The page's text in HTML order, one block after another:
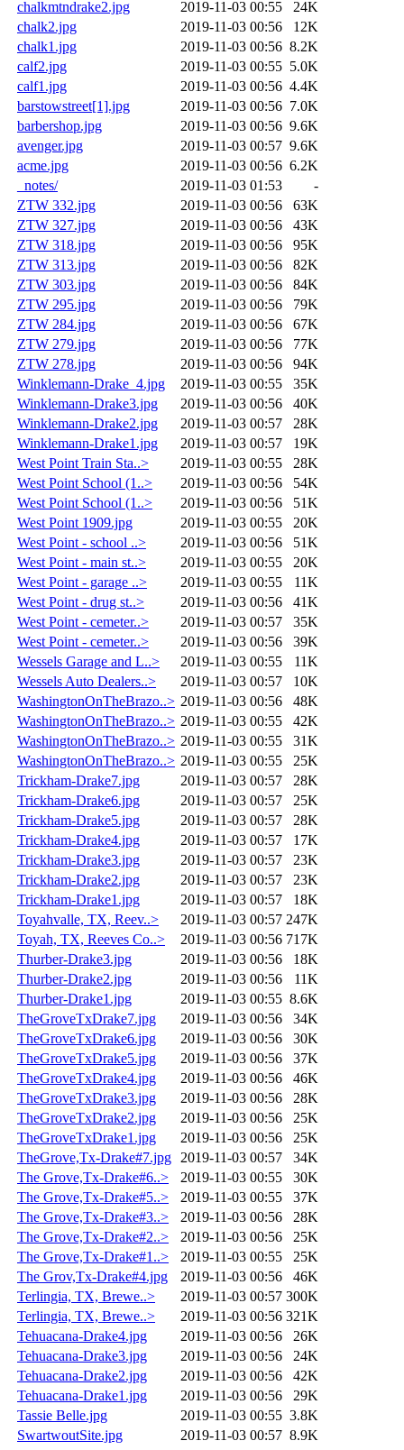
chalkmtndrake2.jpg
2019-11-03 00:55
24K
chalk2.jpg
2019-11-03 00:56
12K
chalk1.jpg
2019-11-03 00:56 8.2K
calf2.jpg
2019-11-03 00:55 5.0K
calf1.jpg
2019-11-03 00:56 4.4K
barstowstreet[1].jpg
2019-11-03 00:56 7.0K
barbershop.jpg
2019-11-03 00:56 9.6K
avenger.jpg
2019-11-03 00:57 9.6K
acme.jpg
2019-11-03 00:56 6.2K
_notes/
2019-11-03 01:53
-
ZTW 332.jpg
2019-11-03 00:56
63K
ZTW 327.jpg
2019-11-03 00:56
43K
ZTW 318.jpg
2019-11-03 00:56
95K
ZTW 313.jpg
2019-11-03 00:56
82K
ZTW 303.jpg
2019-11-03 00:56
84K
ZTW 295.jpg
2019-11-03 00:56
79K
ZTW 284.jpg
2019-11-03 00:56
67K
ZTW 279.jpg
2019-11-03 00:56
77K
ZTW 278.jpg
2019-11-03 00:56
94K
Winklemann-Drake_4.jpg
2019-11-03 00:55
35K
Winklemann-Drake3.jpg
2019-11-03 00:56
40K
Winklemann-Drake2.jpg
2019-11-03 00:57
28K
Winklemann-Drake1.jpg
2019-11-03 00:57
19K
West Point Train Sta..>
2019-11-03 00:55
28K
West Point School (1..>
2019-11-03 00:56
54K
West Point School (1..>
2019-11-03 00:56
51K
West Point 1909.jpg
2019-11-03 00:55
20K
West Point - school ..>
2019-11-03 00:56
51K
West Point - main st..>
2019-11-03 00:55
20K
West Point - garage ..>
2019-11-03 00:55
11K
West Point - drug st..>
2019-11-03 00:56
41K
West Point - cemeter..>
2019-11-03 00:57
35K
West Point - cemeter..>
2019-11-03 00:56
39K
Wessels Garage and L..>
2019-11-03 00:55
11K
Wessels Auto Dealers..>
2019-11-03 00:57
10K
WashingtonOnTheBrazo..> 2019-11-03 00:56
48K
WashingtonOnTheBrazo..> 2019-11-03 00:55
42K
WashingtonOnTheBrazo..> 2019-11-03 00:55
31K
WashingtonOnTheBrazo..> 2019-11-03 00:55
25K
Trickham-Drake7.jpg
2019-11-03 00:57
28K
Trickham-Drake6.jpg
2019-11-03 00:57
25K
Trickham-Drake5.jpg
2019-11-03 00:57
28K
Trickham-Drake4.jpg
2019-11-03 00:57
17K
Trickham-Drake3.jpg
2019-11-03 00:57
23K
Trickham-Drake2.jpg
2019-11-03 00:57
23K
Trickham-Drake1.jpg
2019-11-03 00:57
18K
Toyahvalle, TX, Reev..>
2019-11-03 00:57 247K
Toyah, TX, Reeves Co..>
2019-11-03 00:56 717K
Thurber-Drake3.jpg
2019-11-03 00:56
18K
Thurber-Drake2.jpg
2019-11-03 00:56
11K
Thurber-Drake1.jpg
2019-11-03 00:55 8.6K
TheGroveTxDrake7.jpg
2019-11-03 00:56
34K
TheGroveTxDrake6.jpg
2019-11-03 00:56
30K
TheGroveTxDrake5.jpg
2019-11-03 00:56
37K
TheGroveTxDrake4.jpg
2019-11-03 00:56
46K
TheGroveTxDrake3.jpg
2019-11-03 00:56
28K
TheGroveTxDrake2.jpg
2019-11-03 00:56
25K
TheGroveTxDrake1.jpg
2019-11-03 00:56
25K
TheGrove,Tx-Drake#7.jpg
2019-11-03 00:57
34K
The Grove,Tx-Drake#6..>
2019-11-03 00:55
30K
The Grove,Tx-Drake#5..>
2019-11-03 00:55
37K
The Grove,Tx-Drake#3..>
2019-11-03 00:56
28K
The Grove,Tx-Drake#2..>
2019-11-03 00:56
25K
The Grove,Tx-Drake#1..>
2019-11-03 00:55
25K
The Grov,Tx-Drake#4.jpg
2019-11-03 00:56
46K
Terlingia, TX, Brewe..>
2019-11-03 00:57 300K
Terlingia, TX, Brewe..>
2019-11-03 00:56 321K
Tehuacana-Drake4.jpg
2019-11-03 00:56
26K
Tehuacana-Drake3.jpg
2019-11-03 00:56
24K
Tehuacana-Drake2.jpg
2019-11-03 00:56
42K
Tehuacana-Drake1.jpg
2019-11-03 00:56
29K
Tassie Belle.jpg
2019-11-03 00:55 3.8K
SwartwoutSite.jpg
2019-11-03 00:57 8.9K